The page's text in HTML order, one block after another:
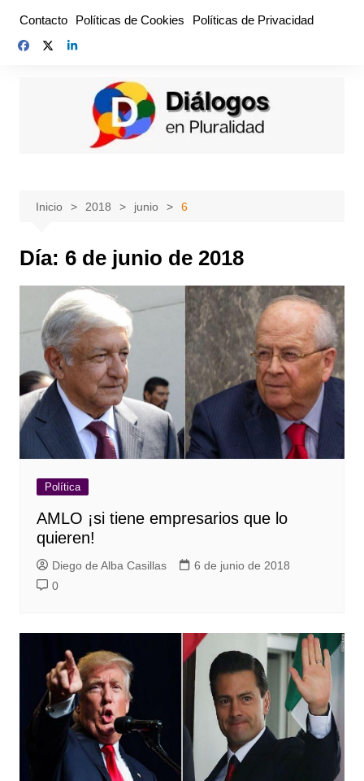
contenido
Contacto Políticas de Cookies Políticas de Privacidad
Inicio 2018 junio 6
Día: 6 de junio de 2018
Política
AMLO ¡si tiene empresarios que lo
quieren!
Diego de Alba Casillas
6 de junio de 2018
0